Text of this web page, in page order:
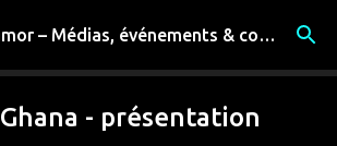
au contenu principal Karim Benamor – Médias, événements & coulisses
- présentation